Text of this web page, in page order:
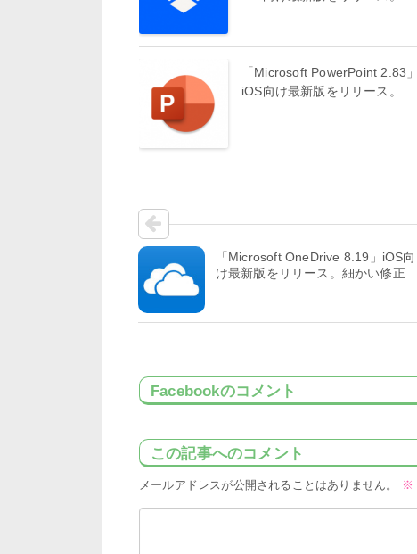
「Microsoft PowerPoint 2.83」
iOS向け最新版をリリース。
「Microsoft OneDrive 8.19」iOS向
け最新版をリリース。細かい修正
Facebookのコメント
この記事へのコメント
メールアドレスが公開されることはありません。 ※